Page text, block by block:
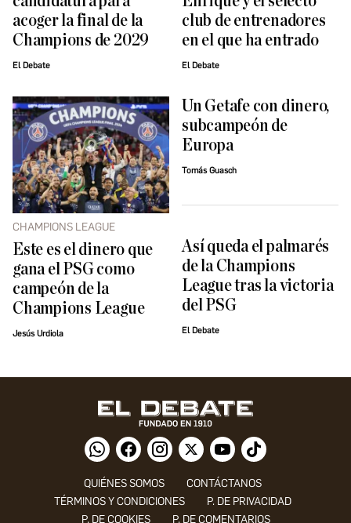
acoger la final de la
Champions de 2029
El Debate
club de entrenadores
en el que ha entrado
El Debate
CHAMPIONS LEAGUE
Este es el dinero que
gana el PSG como
campeón de la
Champions League
Jesús Urdiola
Un Getafe con dinero,
subcampeón de
Europa
Tomás Guasch
Así queda el palmarés
de la Champions
League tras la victoria
del PSG
El Debate
QUIÉNES SOMOS
CONTÁCTANOS
TÉRMINOS Y CONDICIONES
P. DE PRIVACIDAD
P. DE COOKIES
P. DE COMENTARIOS